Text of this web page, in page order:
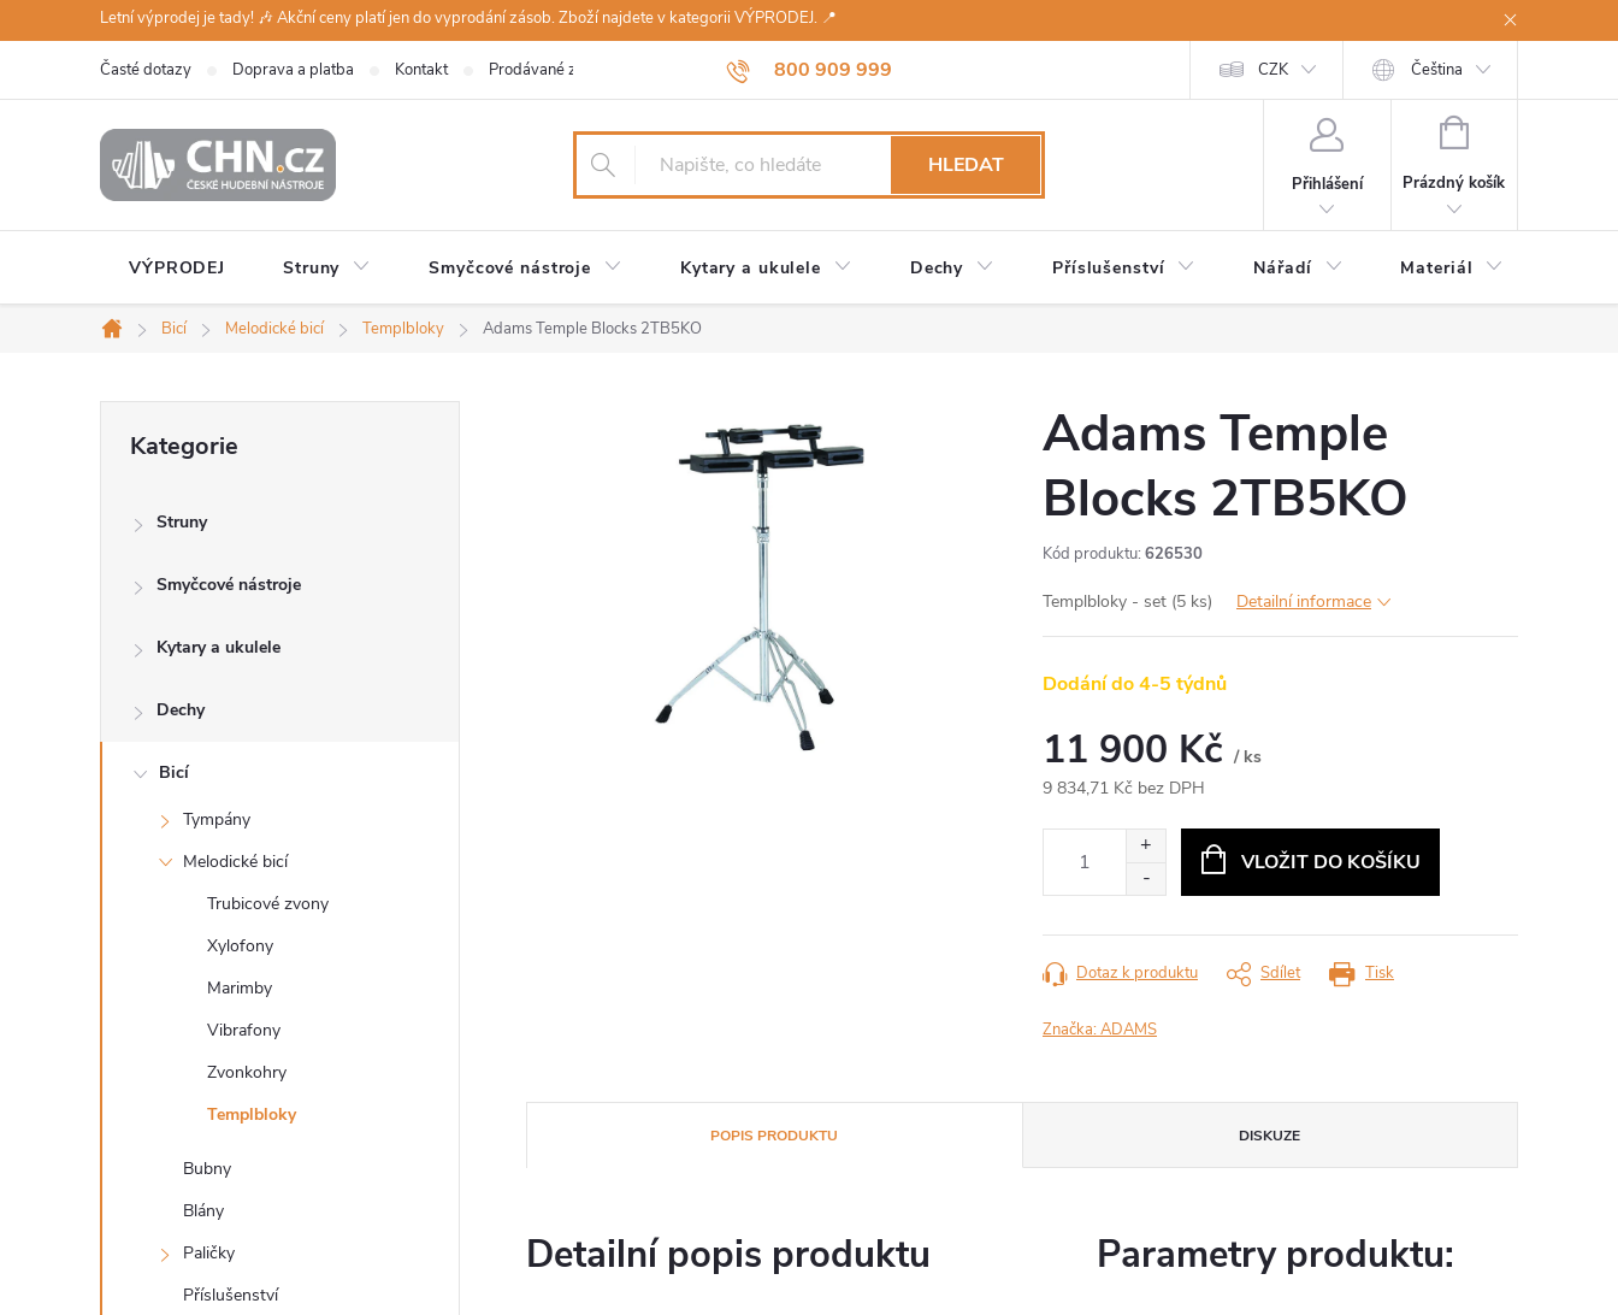
na
Letní výprodej je tady! 🎶 Akční ceny platí jen do vyprodání zásob. Zboží najdete v kategorii VÝPRODEJ. 📍
800 909 999
Časté dotazy Doprava a platba Kontakt Prodávané značky Návody a údržba Reklamace Odstoupení od kupní smlouvy
CZK Čeština
HLEDAT
Přihlášení
NÁKUPNÍ
Prázdný košík
VÝPRODEJ Struny Smyčcové nástroje Kytary a ukulele Dechy Příslušenství Nářadí Materiál
Domů
Bicí Melodické bicí Templbloky Adams Temple Blocks 2TB5KO
a
kategorie
Kategorie
Struny
Smyčcové nástroje
Kytary a ukulele
Dechy
Bicí
Tympány
Melodické bicí
Trubicové zvony
Xylofony
Marimby
Vibrafony
Zvonkohry
Templbloky
Bubny
Blány
Paličky
Příslušenství
Adams Temple
Blocks 2TB5KO
Kód produktu: 626530
Templbloky - set (5 ks) Detailní informace
Dodání do 4-5 týdnů
11 900 Kč / ks
9 834,71 Kč bez DPH
VLOŽIT DO KOŠÍKU
Tisk
Dotaz k produktu Sdílet
Značka:ADAMS
POPIS PRODUKTU DISKUZE
Detailní popis produktu Parametry produktu: